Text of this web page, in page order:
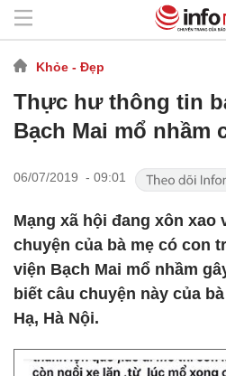
Khỏe - Đẹp
Thực hư thông tin
Bạch Mai mổ nhầm
06/07/2019 - 09:01
Mạng xã hội đang xôn xao
chuyện của bà mẹ có con
viện Bạch Mai mổ nhầm
biết câu chuyện này của
Hạ, Hà Nội.